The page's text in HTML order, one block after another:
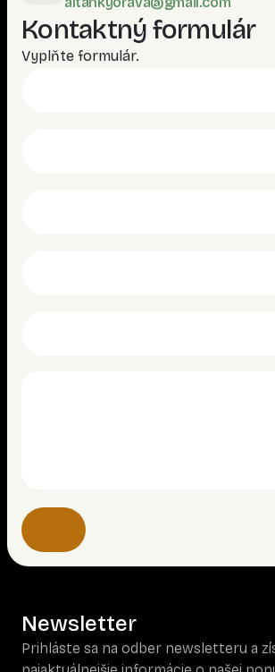
Kontaktný formulár
Vyplňte formulár.
Newsletter
Prihláste sa na odber newsletteru a